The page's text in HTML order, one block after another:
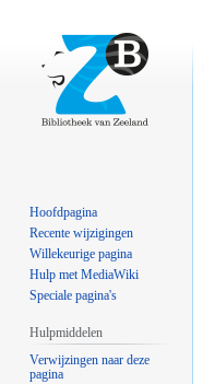
Hoofdpagina
Recente wijzigingen
Willekeurige pagina
Hulp met MediaWiki
Speciale pagina's
Hulpmiddelen
Verwijzingen naar deze
pagina